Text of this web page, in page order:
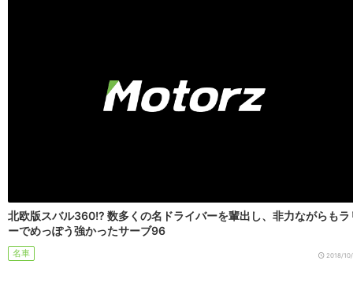
北欧版スバル360!? 数多くの名ドライバーを輩出し、非力ながらもラ
ーでめっぽう強かったサーブ96
名車 2018/